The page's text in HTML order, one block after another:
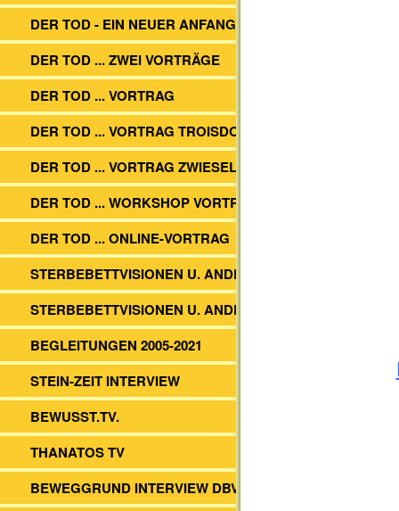
DER TOD - EIN NEUER ANFANG?
DER TOD ... ZWEI VORTRÄGE
DER TOD ... VORTRAG
DER TOD ... VORTRAG TROISDORF
DER TOD ... VORTRAG ZWIESEL
DER TOD ... WORKSHOP VORTRAG
DER TOD ... ONLINE-VORTRAG
STERBEBETTVISIONEN U. ANDERES.
STERBEBETTVISIONEN U. ANDERES
BEGLEITUNGEN 2005-2021
STEIN-ZEIT INTERVIEW
BEWUSST.TV.
THANATOS TV
BEWEGGRUND INTERVIEW DBVs